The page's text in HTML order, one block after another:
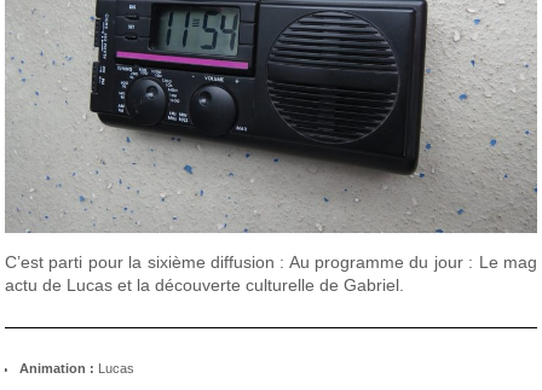
C’est parti pour la sixième diffusion : Au programme du jour : Le mag
actu de Lucas et la découverte culturelle de Gabriel.
Animation : Lucas